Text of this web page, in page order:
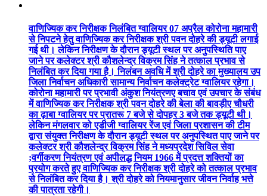
वाणिज्यिक कर निरीक्षक निलंबित ग्वालियर 07 अप्रैल कोरोना महामारी
से निपटने हेतु वाणिज्यिक कर निरीक्षक श्री पवन दोहरे की ड्यूटी लगाई
गई थी। लेकिन निरीक्षण के दौरान ड्यूटी स्थल पर अनुपस्थिति पाए
जाने पर कलेक्टर श्री कौशलेन्द्र विक्रम सिंह ने तत्काल प्रभाव से
निलंबित कर दिया गया है। निलंबन अवधि में श्री दोहरे का मुख्यालय उप
जिला निर्वाचन अधिकारी सामान्य निर्वाचन कलेक्ट्रेट ग्वालियर रहेगा।
कोरोना महामारी पर प्रभावी अंकुश नियंत्रणए बचाव एवं उपचार के संबंध
में वाणिज्यिक कर निरीक्षक श्री पवन दोहरे की बेला की बावड़ीए चौधरी
का ढ़ाबा ग्वालियर पर प्रातरू 7 बजे से दोपहर 3 बजे तक ड्यूटी थी।
लेकिन मंगलवार को एडीजी ग्वालियर रेंज एवं जिला प्रशासन की टीम
द्वारा संयुक्त निरीक्षण के दौरान ड्यूटी स्थल पर अनुपस्थित पाए जाने पर
कलेक्टर श्री कौशलेन्द्र विक्रम सिंह ने मध्यप्रदेश सिविल सेवा
;वर्गीकरण नियंत्रण एवं अपीलद्ध नियम 1966 में प्रदत्त शक्तियों का
प्रयोग करते हुए वाणिज्यिक कर निरीक्षक श्री दोहरे को तत्काल प्रभाव
से निलंबित कर दिया है। श्री दोहरे को नियमानुसार जीवन निर्वाह भत्ते
की पात्रता रहेगी।